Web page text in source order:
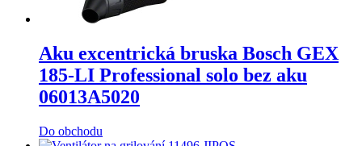
Aku excentrická bruska Bosch GEX
185-LI Professional solo bez aku
06013A5020
Do obchodu